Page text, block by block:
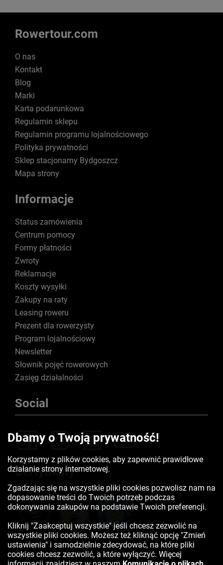
Rowertour.com
O nas
Kontakt
Blog
Marki
Karta podarunkowa
Regulamin sklepu
Regulamin programu lojalnościowego
Polityka prywatności
Sklep stacjonarny Bydgoszcz
Mapa strony
Informacje
Status zamówienia
Centrum pomocy
Formy płatności
Zwroty
Reklamacje
Koszty wysyłki
Zakupy na raty
Leasing roweru
Prezent dla rowerzysty
Program lojalnościowy
Newsletter
Słownik pojęć rowerowych
Zasięg działalności
Social
Certyfikaty
Dbamy o Twoją prywatność!
Korzystamy z plików cookies, aby zapewnić prawidłowe
działanie strony internetowej.
Zgadzając się na wszystkie pliki cookies pozwolisz nam na
dopasowanie treści do Twoich potrzeb podczas
dokonywania zakupów na podstawie Twoich preferencji.
Kliknij "Zaakceptuj wszystkie" jeśli chcesz zezwolić na
wszystkie pliki cookies. Możesz też kliknąć opcję "Zmień
ustawienia" i samodzielnie zdecydować, na które pliki
cookies chcesz zezwolić, a które wyłączyć. Więcej